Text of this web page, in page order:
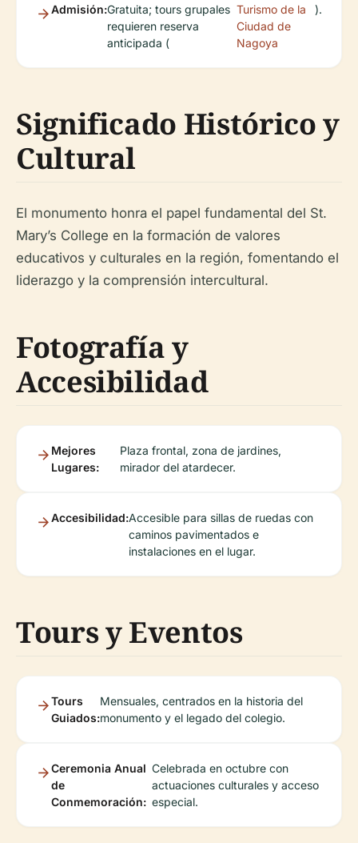
Admisión:Gratuita; tours grupales
requieren reserva
anticipada (
Turismo de la
Ciudad de
Nagoya
).
Significado Histórico y
Cultural
El monumento honra el papel fundamental del St.
Mary’s College en la formación de valores
educativos y culturales en la región, fomentando el
liderazgo y la comprensión intercultural.
Fotografía y
Accesibilidad
Mejores
Lugares:
Plaza frontal, zona de jardines,
mirador del atardecer.
Accesibilidad:Accesible para sillas de ruedas con
caminos pavimentados e
instalaciones en el lugar.
Tours y Eventos
Tours
Guiados:
Mensuales, centrados en la historia del
monumento y el legado del colegio.
Ceremonia Anual
de
Conmemoración:
Celebrada en octubre con
actuaciones culturales y acceso
especial.